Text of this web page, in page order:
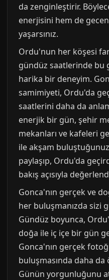
da zenginleştirir.
enerjisini hem de
yaşarsınız.
Ordu'nun her köşesi
gündüz saatlerinde bu
harika bir deneyim.
samimiyeti, Ordu'da
saatlerini daha da
enerjik bir gün, şehir
mekanları ve kafeleri
ile akşam
paylaşıp, Ordu'da
bakış açısıyla
Gonca'nın gerçek ve
her buluşmanızda sizi
Gündüz boyunca,
doğa ile iç içe bir gün
Gonca'nın gerçek
buluşmasında daha
Günün yorgunluğunu